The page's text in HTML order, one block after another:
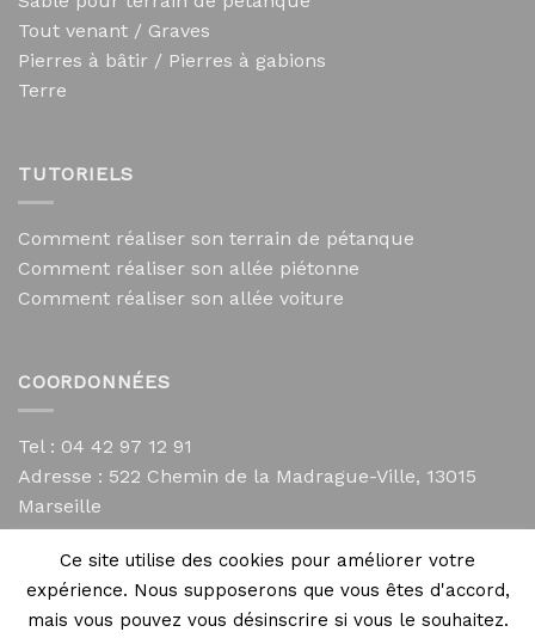
Tout venant / Graves
Pierres à bâtir / Pierres à gabions
Terre
TUTORIELS
Comment réaliser son terrain de pétanque
Comment réaliser son allée piétonne
Comment réaliser son allée voiture
COORDONNÉES
Tel : 04 42 97 12 91
Adresse : 522 Chemin de la Madrague-Ville, 13015
Marseille
contact@mycailloux.com
Mentions légales
Ce site utilise des cookies pour améliorer votre
expérience. Nous supposerons que vous êtes d'accord,
mais vous pouvez vous désinscrire si vous le souhaitez.